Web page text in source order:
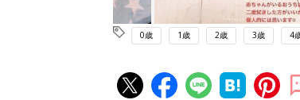
0歳 1歳 2歳 3歳 4